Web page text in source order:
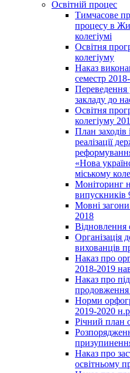
Освітній процес
Тимчасове
процесу в
колегіумі
Освітня
колегіуму
Наказ
семестр
Переведення
закладу до
Освітня
колегіуму
План заходів
реалізації
«Нова
міському
Моніторинг
випускників
Мовні
2018
Відновлення
Організація
вихованців
Наказ про
2018-2019
Наказ про
продовження
Норми
2019-2020
Річний план
Наказ про
освітньому